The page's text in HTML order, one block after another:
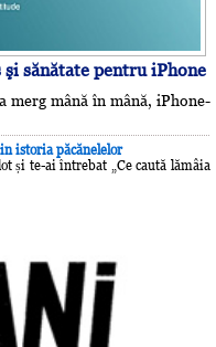
sănătate pentru iPhone
merg mână în mână, iPhone-
istoria păcănelelor
și te-ai întrebat „Ce caută lămâia